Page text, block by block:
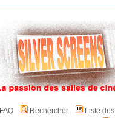
FAQ Rechercher
Liste